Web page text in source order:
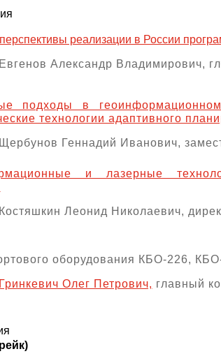
реализации в России
Александр Владимирович,
подходы в
технологии адаптивного
Геннадий Иванович,
и лазерные
Леонид Николаевич,
оборудования КБО-226,
Гринкевич Олег Петрович, главный